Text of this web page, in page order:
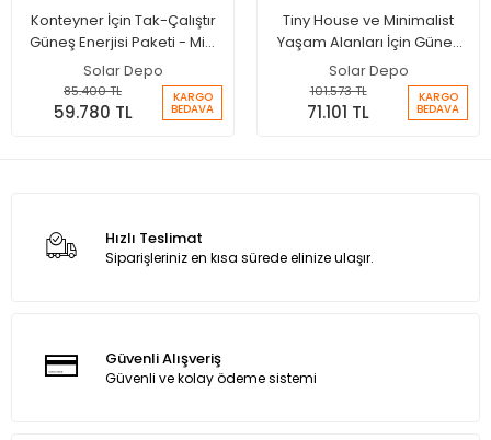
Konteyner İçin Tak-Çalıştır
Güneş Enerjisi Paketi - Mini
Buzdolabı + TV + Hidrofor
Çalıştırır
Solar Depo
85.400 TL
59.780 TL
KARGO
BEDAVA
Tiny House ve Minimalist
Yaşam Alanları İçin Güneş
Enerjisi Paketi
Solar Depo
101.573 TL
71.101 TL
KARGO
BEDAVA
Hızlı Teslimat
Siparişleriniz en kısa sürede elinize ulaşır.
Güvenli Alışveriş
Güvenli ve kolay ödeme sistemi